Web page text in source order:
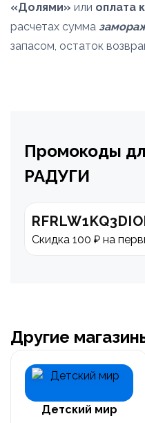
«Долями» или оплата
расчетах сумма
запасом, остаток
Промокоды
РАДУГИ
Скидка 100 ₽ на
Другие
Детский мир